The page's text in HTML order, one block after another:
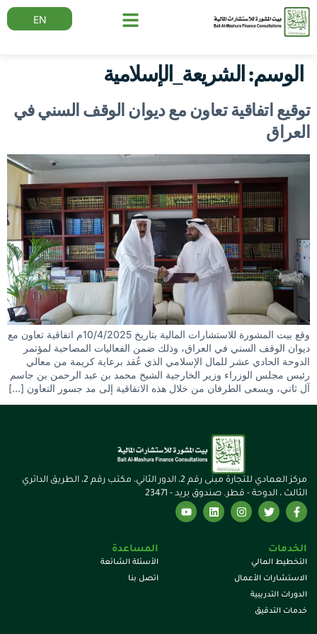
EN
الوسم: الشريعة_الإسلامية
توقيع اتفاقية تعاون مع ديوان الوقف السني في
العراق
وقع بيت المشورة للاستشارات المالية بتاريخ 10/4/2025م اتفاقية تعاون مع
ديوان الوقف السني في العراق، وذلك ضمن الفعاليات المصاحبة لمؤتمر
الدوحة الحادي عشر للمال الإسلامي الذي عُقد برعاية كريمة من معالي
رئيس مجلس الوزراء وزير الخارجية الشيخ محمد بن عبد الرحمن بن جاسم
آل ثاني، ويسعى الطرفان من خلال هذه الاتفاقية إلى مد جسور التعاون […]
مركز العمادي للتجارة مبنى رقم 2، الدور الثاني، مكتب رقم 2، الطريق الدائري
الثالث ، الدوحة - قطر. صندوق بريد - 23471
الخدمات
التخطيط المالي
الاستشارات الأعمال
الدورات التدريبية
خدمات التدقيق
المساعدة
الأسئلة الشائعة
اتصل بنا